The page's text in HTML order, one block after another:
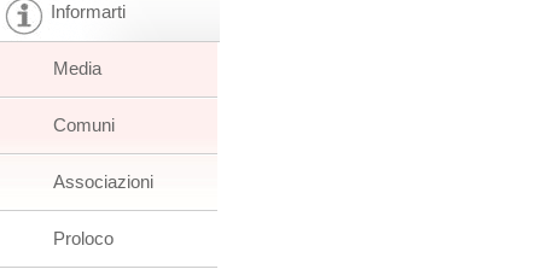
Informarti
Media
Comuni
Associazioni
Proloco